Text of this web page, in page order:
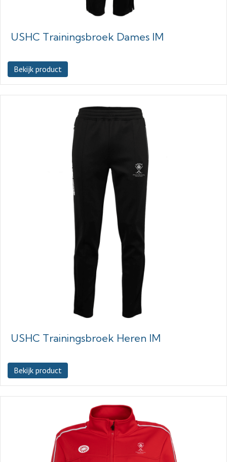
USHC Trainingsbroek Dames IM
Bekijk product
USHC Trainingsbroek Heren IM
Bekijk product